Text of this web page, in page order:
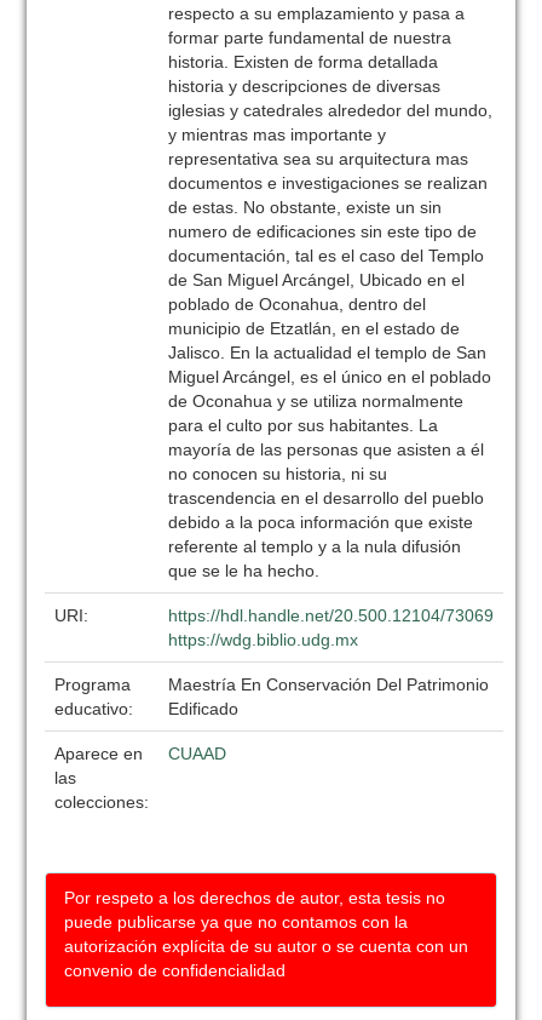
respecto a su emplazamiento y pasa a
formar parte fundamental de nuestra
historia. Existen de forma detallada
historia y descripciones de diversas
iglesias y catedrales alrededor del mundo,
y mientras mas importante y
representativa sea su arquitectura mas
documentos e investigaciones se realizan
de estas. No obstante, existe un sin
numero de edificaciones sin este tipo de
documentación, tal es el caso del Templo
de San Miguel Arcángel, Ubicado en el
poblado de Oconahua, dentro del
municipio de Etzatlán, en el estado de
Jalisco. En la actualidad el templo de San
Miguel Arcángel, es el único en el poblado
de Oconahua y se utiliza normalmente
para el culto por sus habitantes. La
mayoría de las personas que asisten a él
no conocen su historia, ni su
trascendencia en el desarrollo del pueblo
debido a la poca información que existe
referente al templo y a la nula difusión
que se le ha hecho.
URI:
https://hdl.handle.net/20.500.12104/73069
https://wdg.biblio.udg.mx
Programa
educativo:
Maestría En Conservación Del Patrimonio
Edificado
Aparece en
las
colecciones:
CUAAD
Por respeto a los derechos de autor, esta tesis no
puede publicarse ya que no contamos con la
autorización explícita de su autor o se cuenta con un
convenio de confidencialidad